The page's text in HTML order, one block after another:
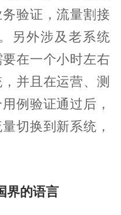
验证，流量割接
另外涉及老系统
在一个小时左右
并且在运营、测
例验证通过后，
切换到新系统，
界的语言